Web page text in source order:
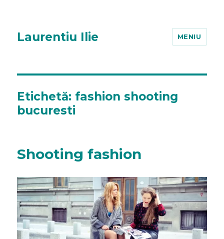
Laurentiu Ilie MENIU
Etichetă: fashion shooting
bucuresti
Shooting fashion